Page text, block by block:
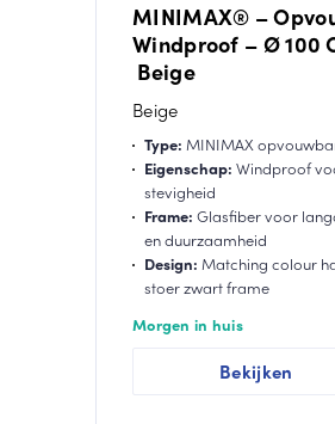
MINIMAX® –
Windproof – Ø 100
Beige
Beige
Type: MINIMAX
Eigenschap: Windproof
stevigheid
Frame: Glasfiber voor
en duurzaamheid
Design: Matching colour
stoer zwart frame
Morgen in huis
Bekijken